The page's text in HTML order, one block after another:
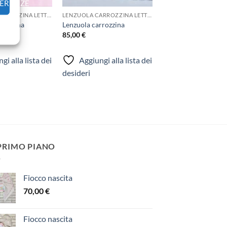
alla lista dei
LENZUOLA CARROZZINA LETTINO
Lenzuola carrozzina
85,00€
Aggiungi alla lista dei
desideri
PIANO
Fiocco nascita
70,00€
Fiocco nascita